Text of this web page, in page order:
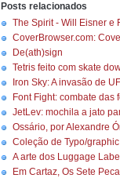
Posts relacionados
The Spirit - Will Eisner e
CoverBrowser.com:
De(ath)sign
Tetris feito com skate
Iron Sky: A invasão de
Font Fight: combate das
JetLev: mochila a jato
Ossário, por Alexandre
Coleção de Typo/
A arte dos Luggage
Em Cartaz, Os Sete